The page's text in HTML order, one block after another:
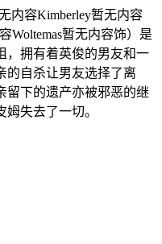
内容Kimberley暂无内容
Woltemas暂无内容饰）是
，拥有着英俊的男友和一
的自杀让男友选择了离
留下的遗产亦被邪恶的继
失去了一切。